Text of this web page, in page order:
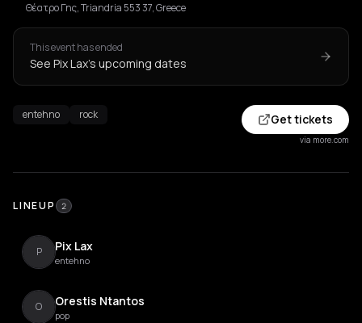
Θέατρο Γης, Triandria 553 37, Greece
This event has ended
See Pix Lax's upcoming dates
entehno rock Get tickets
via more.com
LINEUP 2
P Pix Lax
entehno
O Orestis Ntantos
pop